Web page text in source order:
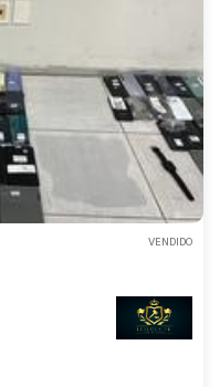
VENDIDO